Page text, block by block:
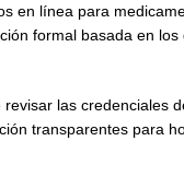
en línea para
formal basada en
las credenciales
transparentes para